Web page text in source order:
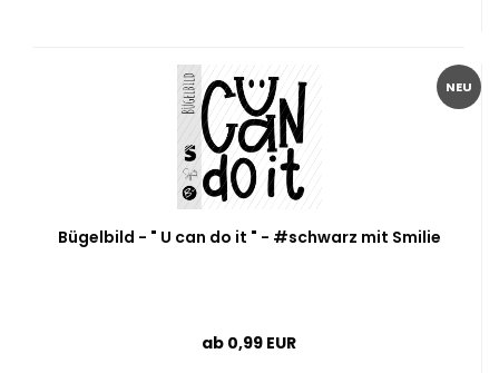
NEU
Bügelbild - " U can do it " - #schwarz mit Smilie
ab 0,99 EUR